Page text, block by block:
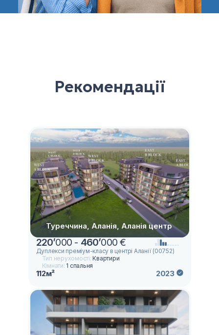
Рекомендації
Туреччина, Аланія, Аланія центр
220’000 - 460’000 €
Дуплекси преміум-класу в центрі Аланії (00752)
Тип нерухомості:Квартири
Кімнати: 1 спальня
112м² 2023